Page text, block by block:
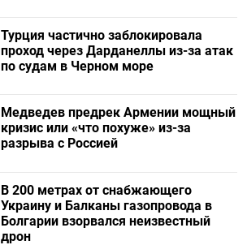
Турция частично заблокировала
проход через Дарданеллы из-за атак
по судам в Черном море
Медведев предрек Армении мощный
кризис или «что похуже» из-за
разрыва с Россией
В 200 метрах от снабжающего
Украину и Балканы газопровода в
Болгарии взорвался неизвестный
дрон